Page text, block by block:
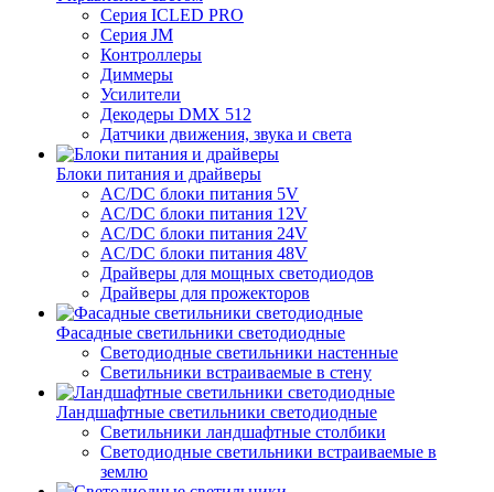
Серия ICLED PRO
Серия JM
Контроллеры
Диммеры
Усилители
Декодеры DMX 512
Датчики движения, звука и света
Блоки питания и драйверы
AC/DC блоки питания 5V
AC/DC блоки питания 12V
AC/DC блоки питания 24V
AC/DC блоки питания 48V
Драйверы для мощных светодиодов
Драйверы для прожекторов
Фасадные светильники светодиодные
Светодиодные светильники настенные
Светильники встраиваемые в стену
Ландшафтные светильники светодиодные
Светильники ландшафтные столбики
Светодиодные светильники встраиваемые в
землю